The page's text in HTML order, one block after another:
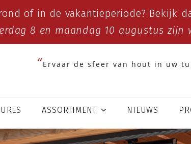
of in de vakantieperiode? Bekijk
8 en maandag 10 augustus zijn
Ervaar de sfeer van hout in uw
ASSORTIMENT NIEUWS